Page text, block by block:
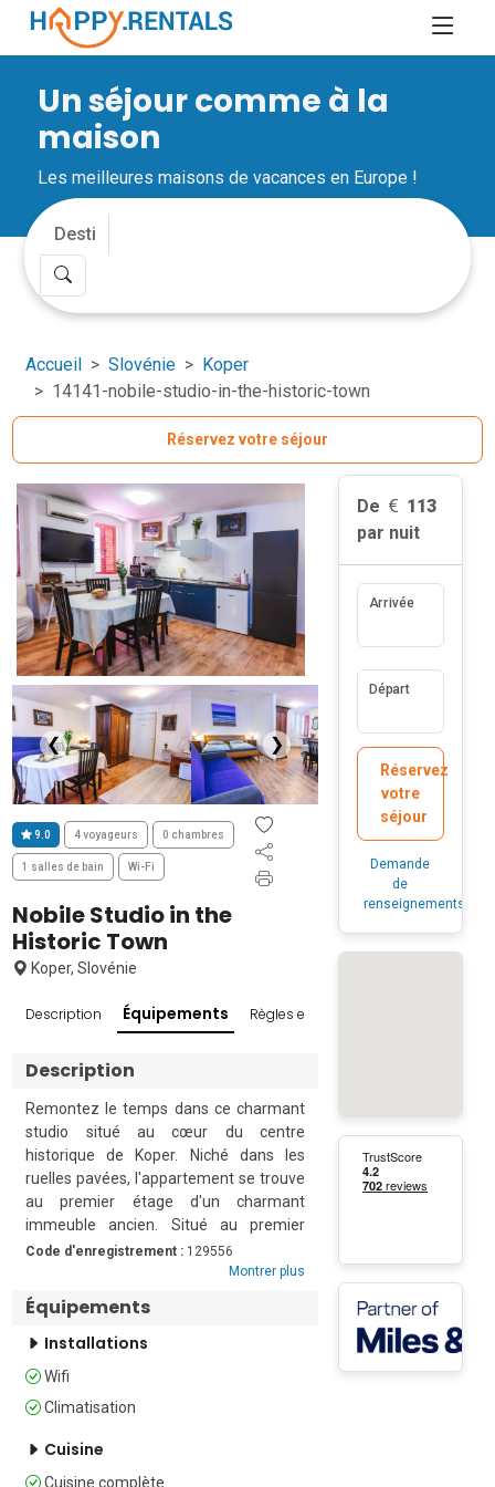
Un séjour comme à la
maison
Les meilleures maisons de vacances en Europe !
Accueil Slovénie
Koper
14141-nobile-studio-in-the-historic-town
Réservez votre séjour
❮ ❯
9.0 4 voyageurs 0 chambres
1 salles de bain Wi-Fi
Nobile Studio in the
Historic Town
Koper, Slovénie
Description Équipements Règles et conditions
Description
Remontez le temps dans ce charmant
studio situé au cœur du centre
historique de Koper. Niché dans les
ruelles pavées, l'appartement se trouve
au premier étage d'un charmant
immeuble ancien. Situé au premier
étage, à moins de 6 minutes de la mer,
ce studio constitue un point de départ
idéal pour des amis souhaitant
découvrir cette ville fascinante.
de lumière grâce à ses trois fenêtres
donnant sur une rue calme. Il comprend
une élégante table à manger et une
grande armoire ancienne. La cuisine
Code d'enregistrement : 129556
Montrer plus
Équipements
Installations
Wifi
Climatisation
Cuisine
Cuisine complète
De
113
par nuit
Arrivée
Départ
Réservez
votre
séjour
Demande
de
renseignements